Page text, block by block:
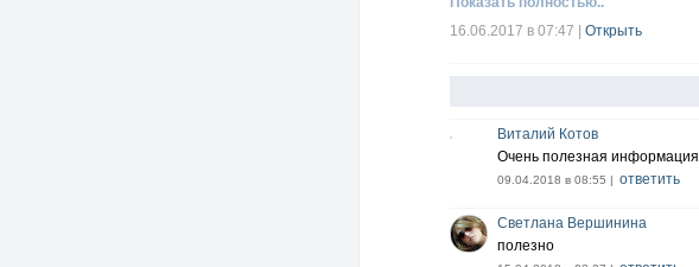
16.06.2017 в 07:47
Открыть
Виталий Котов
Очень полезная информация
09.04.2018 в 08:55 | ответить
Светлана Вершинина
полезно